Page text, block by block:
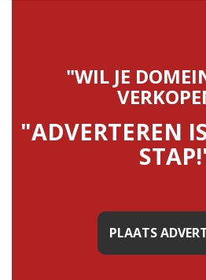
"WIL JE
"ADVERTEREN
PLAATS